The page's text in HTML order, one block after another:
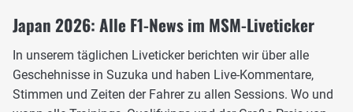
Japan 2026: Alle F1-News im MSM-Liveticker
In unserem täglichen Liveticker berichten wir über alle
Geschehnisse in Suzuka und haben Live-Kommentare,
Stimmen und Zeiten der Fahrer zu allen Sessions. Wo und